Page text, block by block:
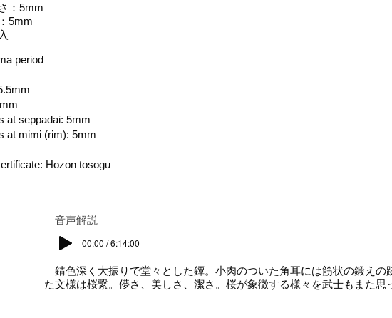
：5mm
5mm
period
at seppadai: 5mm
at mimi (rim): 5mm
Hozon tosogu
​音声解説
00:00 / 6:14:00
錆色深く大振りで堂々とした鐔。小肉のついた角耳には筋状の鍛えの
た文様は桜繋。儚さ、美しさ、潔さ。桜が象徴する様々を武士もまた思